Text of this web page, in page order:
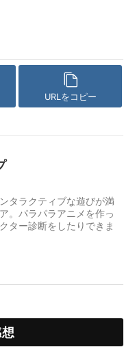
URLをコピー
タラクティブな遊びが満
。パラパラアニメを作っ
ター診断をしたりできま